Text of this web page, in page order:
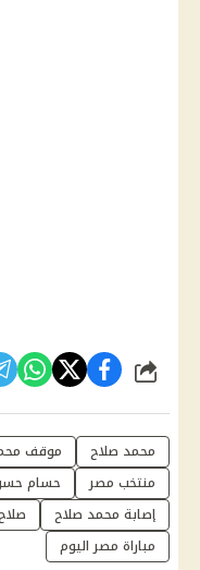
شارك
محمد صلاح موقف
منتخب مصر
حسام
إصابة محمد صلاح
مباراة مصر اليوم